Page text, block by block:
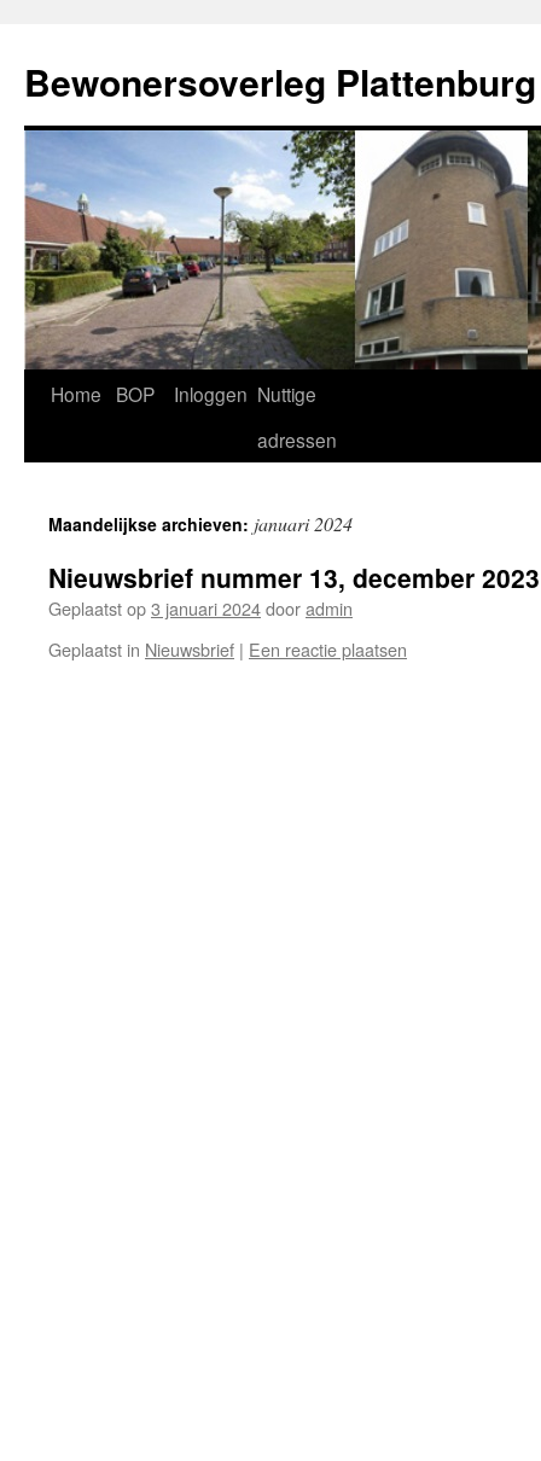
de
inhoud
Bewonersoverleg Plattenburg
Home BOP Inloggen Nuttige
adressen
Maandelijkse archieven: januari 2024
Nieuwsbrief nummer 13, december 2023
Geplaatst op3 januari 2024dooradmin
Geplaatst in Nieuwsbrief | Een reactie plaatsen